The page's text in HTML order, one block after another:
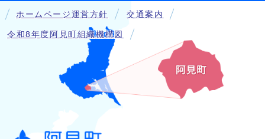
ホームページ運営方針 交通案内
令和8年度阿見町組織機構図